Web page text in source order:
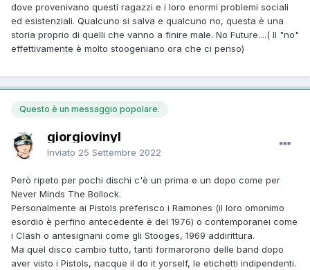
dove provenivano questi ragazzi e i loro enormi problemi sociali
ed esistenziali. Qualcuno si salva e qualcuno no, questa è una
storia proprio di quelli che vanno a finire male. No Future....( Il "no"
effettivamente è molto stoogeniano ora che ci penso)
Questo è un messaggio popolare.
giorgiovinyl
Inviato 25 Settembre 2022
Però ripeto per pochi dischi c'è un prima e un dopo come per
Never Minds The Bollock.
Personalmente ai Pistols preferisco i Ramones (il loro omonimo
esordio è perfino antecedente è del 1976) o contemporanei come
i Clash o antesignani come gli Stooges, 1969 addirittura.
Ma quel disco cambio tutto, tanti formarorono delle band dopo
aver visto i Pistols, nacque il do it yorself, le etichetti indipendenti.